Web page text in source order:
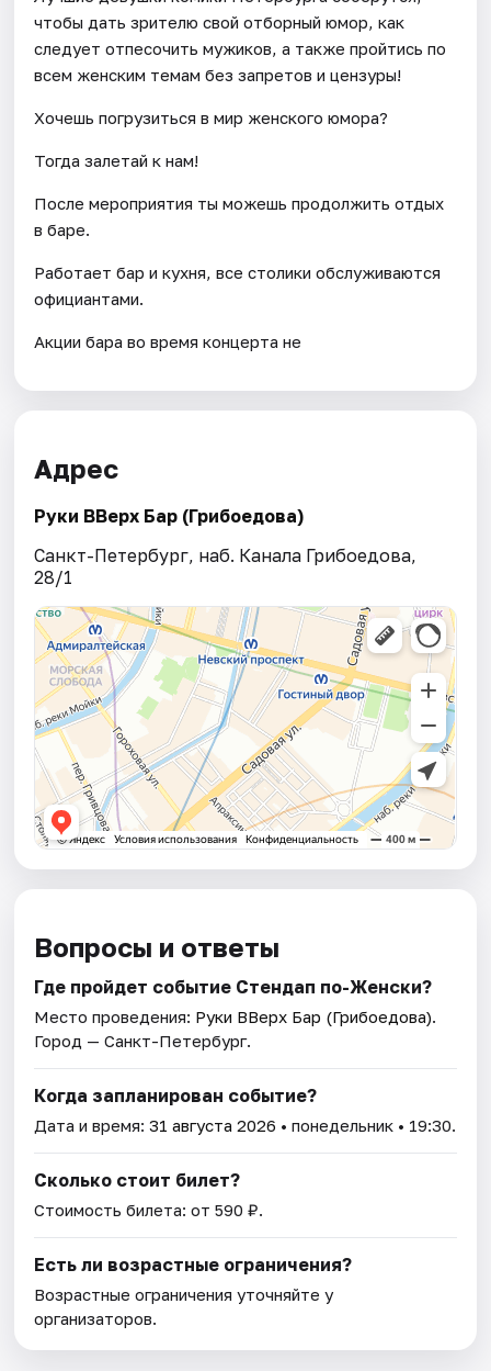
чтобы дать зрителю свой отборный юмор, как
следует отпесочить мужиков, а также пройтись по
всем женским темам без запретов и цензуры!
Хочешь погрузиться в мир женского юмора?
Тогда залетай к нам!
После мероприятия ты можешь продолжить отдых
в баре.
Работает бар и кухня, все столики обслуживаются
официантами.
Акции бара во время концерта не
Адрес
Руки ВВерх Бар (Грибоедова)
Санкт-Петербург, наб. Канала Грибоедова,
28/1
Вопросы и ответы
Где пройдет событие Стендап по-Женски?
Место проведения: Руки ВВерх Бар (Грибоедова).
Город — Санкт-Петербург.
Когда запланирован событие?
Дата и время:31 августа 2026 • понедельник • 19:30.
Сколько стоит билет?
Стоимость билета: от 590 ₽.
Есть ли возрастные ограничения?
Возрастные ограничения уточняйте у
организаторов.